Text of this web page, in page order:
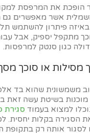
הופכת את המרפסת
אשר מאפשרים
פיתרון להשתמש
מתקפל יספיק, אבל
כגון סנטק למרפסות.
או סוכך
משמשונית שהוא בד
מוכנות בשיטת עשה
למצוא בעמוד סגירת
הסגירה בקלות יחסית.
אותה רק בתקופת